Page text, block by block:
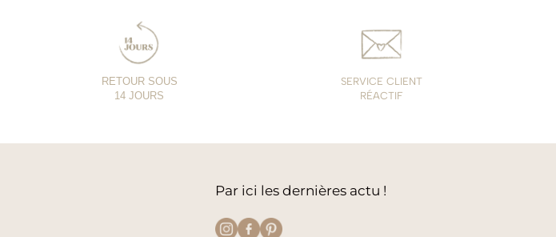
RETOUR SOUS
14 JOURS
SERVICE CLIENT
RÉACTIF
Par ici les dernières actu !